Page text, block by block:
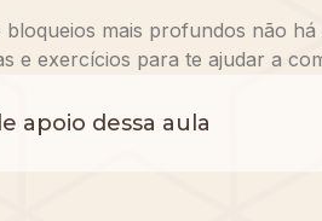
mais profundos não
e exercícios para te ajudar a
apoio dessa aula